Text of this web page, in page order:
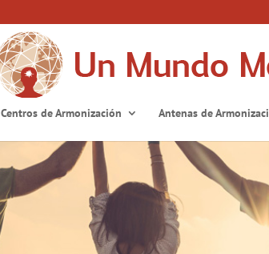
Centros de Armonización Antenas de